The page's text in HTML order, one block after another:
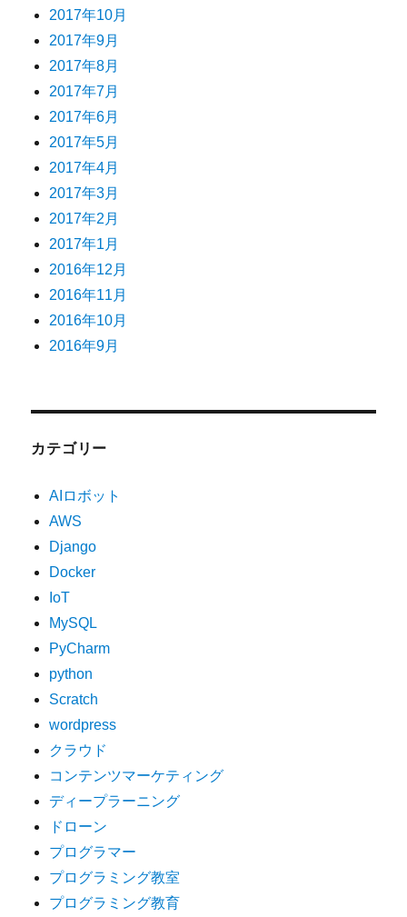
2017年10月
2017年9月
2017年8月
2017年7月
2017年6月
2017年5月
2017年4月
2017年3月
2017年2月
2017年1月
2016年12月
2016年11月
2016年10月
2016年9月
カテゴリー
AIロボット
AWS
Django
Docker
IoT
MySQL
PyCharm
python
Scratch
wordpress
クラウド
コンテンツマーケティング
ディープラーニング
ドローン
プログラマー
プログラミング教室
プログラミング教育